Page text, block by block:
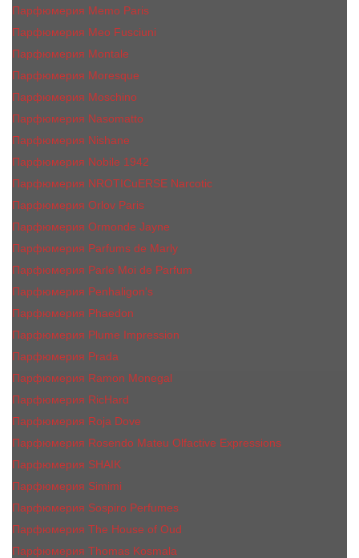
Парфюмерия Memo Paris
Парфюмерия Meo Fusciuni
Парфюмерия Montale
Парфюмерия Moresque
Парфюмерия Moschino
Парфюмерия Nasomatto
Парфюмерия Nishane
Парфюмерия Nobile 1942
Парфюмерия NROTICuERSE Narcotic
Парфюмерия Orlov Paris
Парфюмерия Ormonde Jayne
Парфюмерия Parfums de Marly
Парфюмерия Parle Moi de Parfum
Парфюмерия Penhaligon's
Парфюмерия Phaedon
Парфюмерия Plume Impression
Парфюмерия Prada
Парфюмерия Ramon Monegal
Парфюмерия RicHard
Парфюмерия Roja Dove
Парфюмерия Rosendo Mateu Olfactive Expressions
Парфюмерия SHAIK
Парфюмерия Simimi
Парфюмерия Sospiro Perfumes
Парфюмерия The House of Oud
Парфюмерия Thomas Kosmala